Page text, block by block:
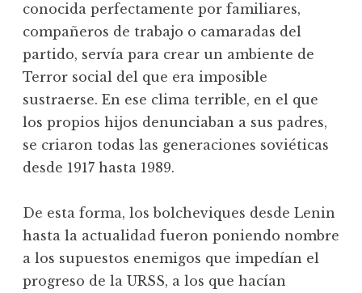
conocida perfectamente por familiares,
compañeros de trabajo o camaradas del
partido, servía para crear un ambiente de
Terror social del que era imposible
sustraerse. En ese clima terrible, en el que
los propios hijos denunciaban a sus padres,
se criaron todas las generaciones soviéticas
desde 1917 hasta 1989.
De esta forma, los bolcheviques desde Lenin
hasta la actualidad fueron poniendo nombre
a los supuestos enemigos que impedían el
progreso de la URSS, a los que hacían